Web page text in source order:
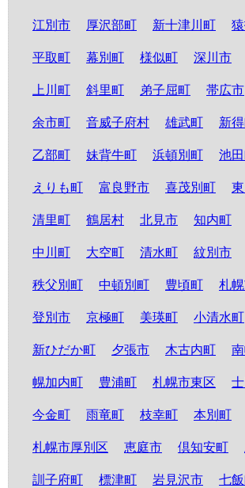
江別市 厚沢部町 新十津川町
平取町 幕別町 様似町 深川市
上川町 斜里町 弟子屈町 帯広市
余市町 音威子府村 雄武町 新
乙部町 妹背牛町 浜頓別町 池
えりも町 富良野市 喜茂別町
清里町 鶴居村 北見市 知内町
中川町 大空町 清水町 紋別市
秩父別町 中頓別町 豊頃町 札
登別市 京極町 美瑛町 小清水町
新ひだか町 夕張市 木古内町
幌加内町 豊浦町 札幌市東区
今金町 雨竜町 枝幸町 本別町
札幌市厚別区 恵庭市 倶知安町
訓子府町 標津町 岩見沢市 七